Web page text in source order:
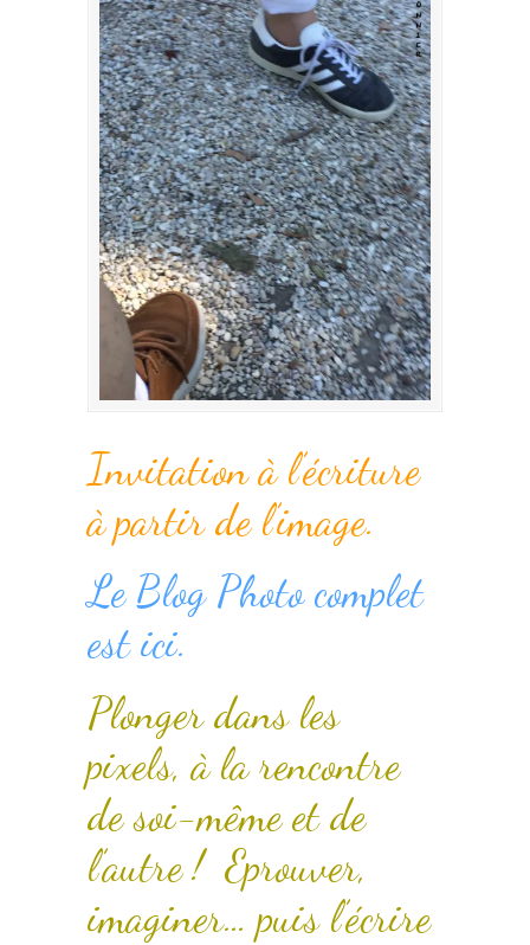
Invitation à l’écriture
à partir de l’image.
Le Blog Photo complet
est ici.
Plonger dans les
pixels, à la rencontre
de soi-même et de
l’autre ! Eprouver,
imaginer… puis l’écrire